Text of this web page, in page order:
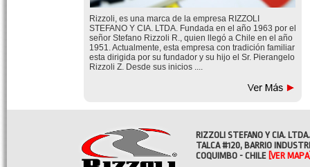
Rizzoli, es una marca de la empresa RIZZOLI
STEFANO Y CIA. LTDA. Fundada en el año 1963 por el
señor Stefano Rizzoli R., quien llegó a Chile en el año
1951. Actualmente, esta empresa con tradición familiar
esta dirigida por su fundador y su hijo el Sr. Pierangelo
Rizzoli Z. Desde sus inicios ....
RIZZOLI STEFANO Y CIA. LTDA.
TALCA #120, BARRIO
COQUIMBO - CHILE [VER